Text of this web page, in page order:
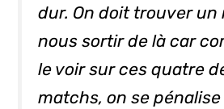
dur. On doit trouver un
nous sortir de là car
le voir sur ces quatre
matchs, on se